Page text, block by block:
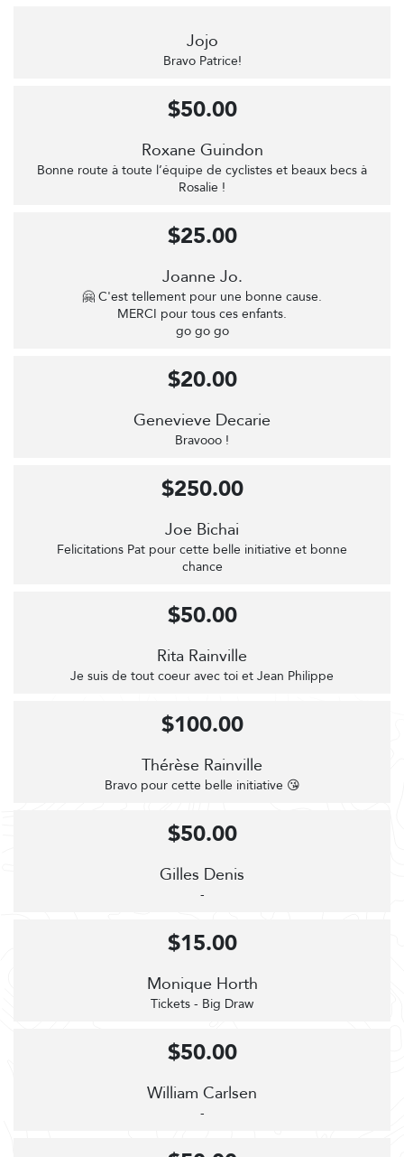
Jojo
Bravo Patrice!
Roxane Guindon
Bonne route à toute l’équipe de cyclistes et beaux becs à
Rosalie !
$50.00
Joanne Jo.
🤗 C'est tellement pour une bonne cause.
MERCI pour tous ces enfants.
go go go
$25.00
Genevieve Decarie
Bravooo !
$20.00
Joe Bichai
Felicitations Pat pour cette belle initiative et bonne
chance
$250.00
Rita Rainville
Je suis de tout coeur avec toi et Jean Philippe
$50.00
Thérèse Rainville
Bravo pour cette belle initiative 😘
$100.00
Gilles Denis
-
$50.00
Monique Horth
Tickets - Big Draw
$15.00
William Carlsen
-
$50.00